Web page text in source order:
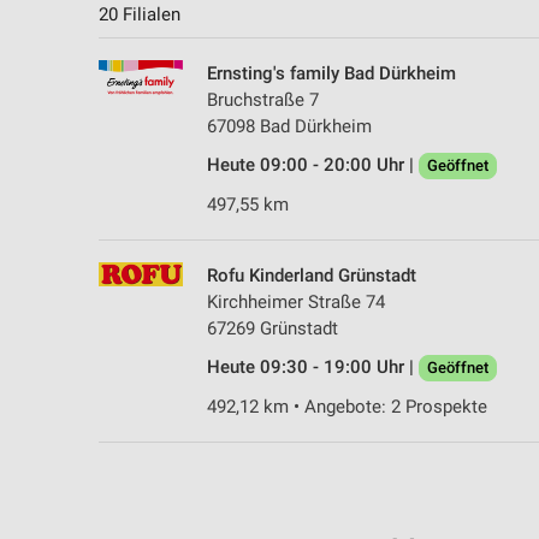
20 Filialen
Ernsting's family Bad Dürkheim
Bruchstraße 7
67098 Bad Dürkheim
Heute 09:00 - 20:00 Uhr |
Geöffnet
497,55 km
Rofu Kinderland Grünstadt
Kirchheimer Straße 74
67269 Grünstadt
Heute 09:30 - 19:00 Uhr |
Geöffnet
492,12 km • Angebote: 2 Prospekte